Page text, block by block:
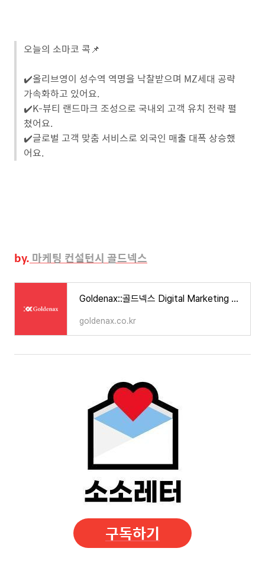
오늘의 소마코 콕📌
✔️올리브영이 성수역 역명을 낙찰받으며 MZ세대 공략
가속화하고 있어요.
✔️K-뷰티 랜드마크 조성으로 국내외 고객 유치 전략 펼
쳤어요.
✔️글로벌 고객 맞춤 서비스로 외국인 매출 대폭 상승했
어요.
by. 마케팅 컨설턴시 골드넥스
Goldenax::골드넥스 Digital Marketing Agency
goldenax.co.kr
구독하기